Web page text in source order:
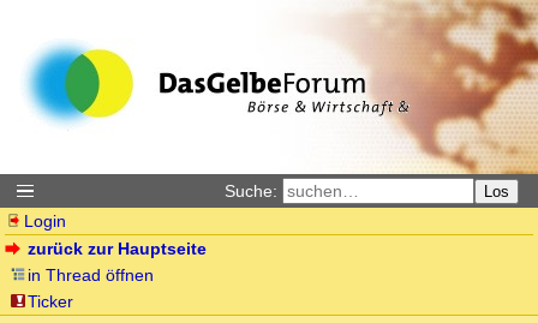
Suche: Los
Login
zurück zur Hauptseite
in Thread öffnen
Ticker